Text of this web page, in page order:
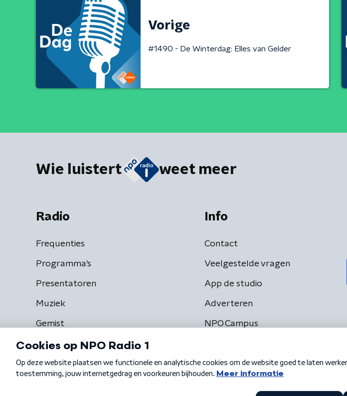
Vorige
#1490 - De Winterdag: Elles van Gelder
Wie luistert weet meer
Radio
Frequenties
Programma's
Presentatoren
Muziek
Gemist
Info
Contact
Veelgestelde vragen
App de studio
Adverteren
NPO Campus
Algemene voorwaarden Privacybeleid